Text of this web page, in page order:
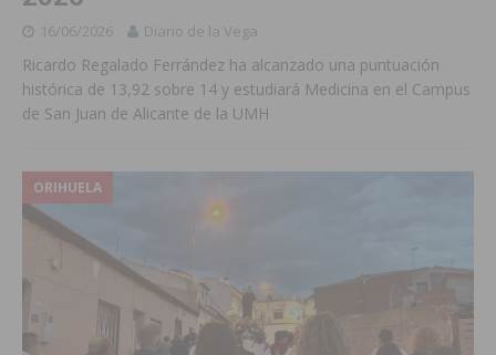
16/06/2026 Diario de la Vega
Ricardo Regalado Ferrández ha alcanzado una puntuación
histórica de 13,92 sobre 14 y estudiará Medicina en el Campus
de San Juan de Alicante de la UMH
ORIHUELA